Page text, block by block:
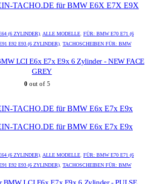
(6 ZYLINDER), ALLE MODELLE, FÜR: BMW E70 E71 (6
E92 E93 (6 ZYLINDER), TACHOSCHEIBEN FÜR: BMW
LCI E6x E7x E9x 6 Zylinder - NEW FACE
GREY
0 out of 5
(6 ZYLINDER), ALLE MODELLE, FÜR: BMW E70 E71 (6
E92 E93 (6 ZYLINDER), TACHOSCHEIBEN FÜR: BMW